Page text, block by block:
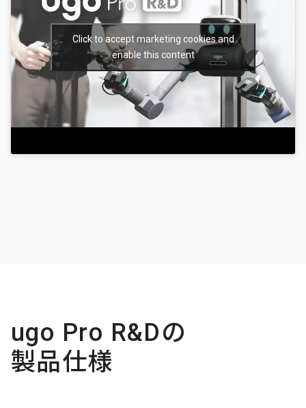
Click to accept marketing cookies and
enable this content
ugo Pro R&Dの
製品仕様